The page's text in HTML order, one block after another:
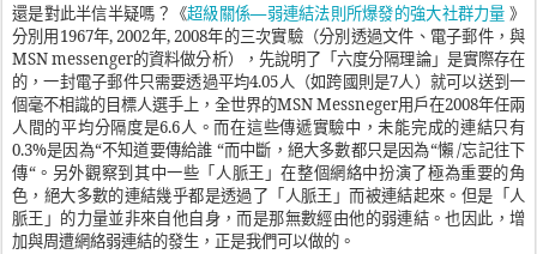
還是對此半信半疑嗎？《超級關係—弱連結法則所爆發的強大社群力量 》
分別用 1967年, 2002年, 2008年的三次實驗（分別透過文件、電子郵件，與
MSN messenger的資料做分析），先說明了「六度分隔理論」是實際存在
的，一封電子郵件只需要透過平均4.05人（如跨國則是7人）就可以送到一
個毫不相識的目標人選手上，全世界的MSN Messneger用戶在2008年任兩
人間的平均分隔度是6.6人。而在這些傳遞實驗中，未能完成的連結只有
0.3%是因為“不知道要傳給誰 “而中斷，絕大多數都只是因為“懶/忘記往下
傳“。另外觀察到其中一些「人脈王」在整個網絡中扮演了極為重要的角
色，絕大多數的連結幾乎都是透過了「人脈王」而被連結起來。但是「人
脈王」的力量並非來自他自身，而是那無數經由他的弱連結。也因此，增
加與周遭網絡弱連結的發生，正是我們可以做的。